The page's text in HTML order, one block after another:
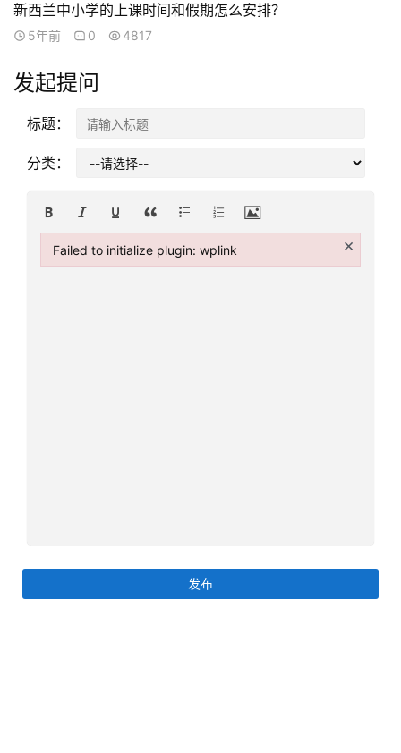
留
学
访
签
证
新西兰中小学的上课时间和假期怎么安排？
5年前 0 4817
发起提问
标题：
分类：
Failed to initialize plugin: wplink ×
Failed to initialize plugin: wplink